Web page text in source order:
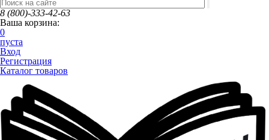
8 (800)-333-42-63
Ваша корзина:
0
пуста
Вход
Регистрация
Каталог товаров